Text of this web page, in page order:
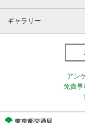
ギャラリー
アン
免責事